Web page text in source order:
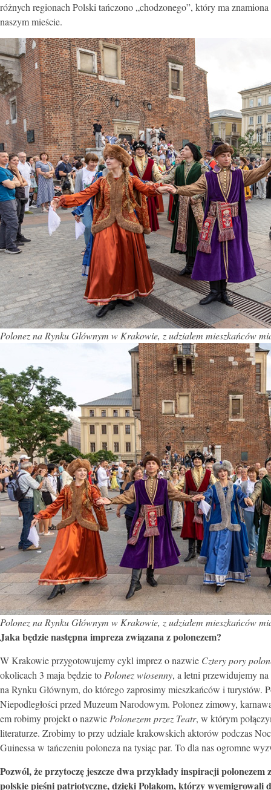
różnych regionach Polski tańczono „chodzonego”, który ma
naszym mieście.
Polonez na Rynku Głównym w Krakowie, z udziałem mieszkańców
Polonez na Rynku Głównym w Krakowie, z udziałem mieszkańców
Jaka będzie następna impreza związana z polonezem?
W Krakowie przygotowujemy cykl imprez o nazwie Cztery pory
okolicach 3 maja będzie to Polonez wiosenny, a letni przewidujemy
na Rynku Głównym, do którego zaprosimy mieszkańców i turystów.
Niepodległości przed Muzeum Narodowym. Polonez zimowy,
em robimy projekt o nazwie Polonezem przez Teatr, w którym
literaturze. Zrobimy to przy udziale krakowskich aktorów podczas
Guinessa w tańczeniu poloneza na tysiąc par. To dla nas ogromne
Pozwól, że przytoczę jeszcze dwa przykłady inspiracji
polskie pieśni patriotyczne, dzięki Polakom, którzy wyemigrowali